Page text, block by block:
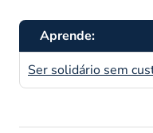
Aprende:
Ser solidário sem